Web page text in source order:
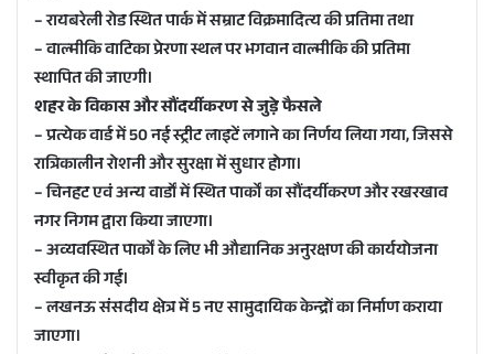
– रायबरेली रोड स्थित पार्क में सम्राट विक्रमादित्य की प्रतिमा तथा
– वाल्मीकि वाटिका प्रेरणा स्थल पर भगवान वाल्मीकि की प्रतिमा
स्थापित की जाएगी।
शहर के विकास और सौंदर्यीकरण से जुड़े फैसले
– प्रत्येक वार्ड में 50 नई स्ट्रीट लाइटें लगाने का निर्णय लिया गया, जिससे
रात्रिकालीन रोशनी और सुरक्षा में सुधार होगा।
– चिनहट एवं अन्य वार्डों में स्थित पार्कों का सौंदर्यीकरण और रखरखाव
नगर निगम द्वारा किया जाएगा।
– अव्यवस्थित पार्कों के लिए भी औद्यानिक अनुरक्षण की कार्ययोजना
स्वीकृत की गई।
– लखनऊ संसदीय क्षेत्र में 5 नए सामुदायिक केन्द्रों का निर्माण कराया
जाएगा।